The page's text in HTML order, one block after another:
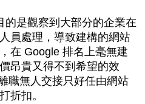
的是觀察到大部分的企業在
員處理，導致建構的網站
在 Google 排名上毫無建
昂貴又得不到希望的效
職無人交接只好任由網站
折扣。